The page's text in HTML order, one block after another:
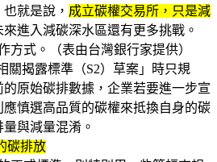
就是說， 成立碳權交易所，只是減
來進入減碳深水區還有更多挑戰。
方式。（表由台灣銀行家提供）
關揭露標準（S2）草案」時只規
原始碳排數據，企業若要進一步宣
慎選高品質的碳權來抵換自身的碳
與減量混淆。
碳排放